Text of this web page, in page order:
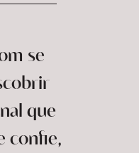
se
que
confie,